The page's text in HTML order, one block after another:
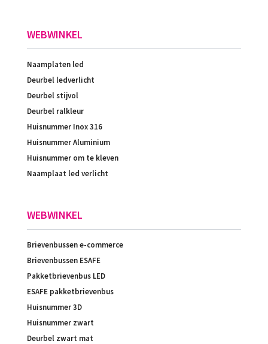
WEBWINKEL
Naamplaten led
Deurbel ledverlicht
Deurbel stijvol
Deurbel ralkleur
Huisnummer Inox 316
Huisnummer Aluminium
Huisnummer om te kleven
Naamplaat led verlicht
WEBWINKEL
Brievenbussen e-commerce
Brievenbussen ESAFE
Pakketbrievenbus LED
ESAFE pakketbrievenbus
Huisnummer 3D
Huisnummer zwart
Deurbel zwart mat